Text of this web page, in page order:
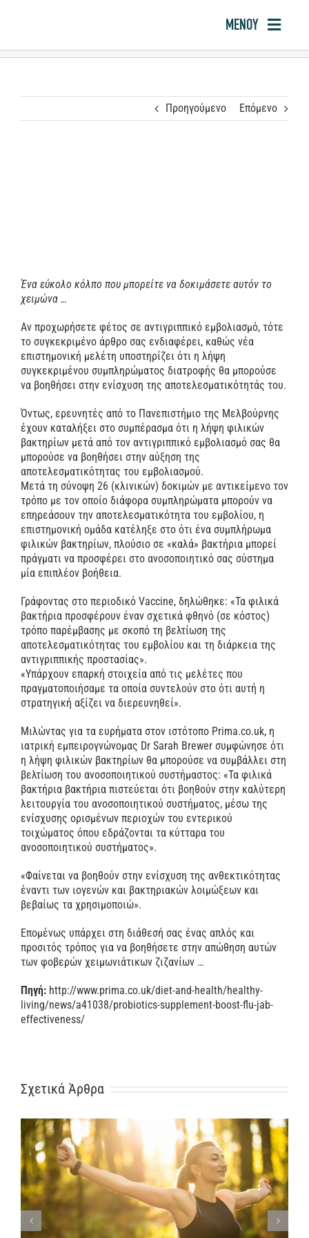
ΜΕΝΟΥ
ΣΗΜΕΙΑ
Προηγούμενο Επόμενο
Ένα εύκολο κόλπο που μπορείτε να δοκιμάσετε αυτόν το
χειμώνα …
Αν προχωρήσετε φέτος σε αντιγριππικό εμβολιασμό, τότε
το συγκεκριμένο άρθρο σας ενδιαφέρει, καθώς νέα
επιστημονική μελέτη υποστηρίζει ότι η λήψη
συγκεκριμένου συμπληρώματος διατροφής θα μπορούσε
να βοηθήσει στην ενίσχυση της αποτελεσματικότητάς του.
Όντως, ερευνητές από το Πανεπιστήμιο της Μελβούρνης
έχουν καταλήξει στο συμπέρασμα ότι η λήψη φιλικών
βακτηρίων μετά από τον αντιγριππικό εμβολιασμό σας θα
μπορούσε να βοηθήσει στην αύξηση της
αποτελεσματικότητας του εμβολιασμού.
Μετά τη σύνοψη 26 (κλινικών) δοκιμών με αντικείμενο τον
τρόπο με τον οποίο διάφορα συμπληρώματα μπορούν να
επηρεάσουν την αποτελεσματικότητα του εμβολίου, η
επιστημονική ομάδα κατέληξε στο ότι ένα συμπλήρωμα
φιλικών βακτηρίων, πλούσιο σε «καλά» βακτήρια μπορεί
πράγματι να προσφέρει στο ανοσοποιητικό σας σύστημα
μία επιπλέον βοήθεια.
Γράφοντας στο περιοδικό Vaccine, δηλώθηκε: «Τα φιλικά
βακτήρια προσφέρουν έναν σχετικά φθηνό (σε κόστος)
τρόπο παρέμβασης με σκοπό τη βελτίωση της
αποτελεσματικότητας του εμβολίου και τη διάρκεια της
αντιγριππικής προστασίας».
«Υπάρχουν επαρκή στοιχεία από τις μελέτες που
πραγματοποιήσαμε τα οποία συντελούν στο ότι αυτή η
στρατηγική αξίζει να διερευνηθεί».
Μιλώντας για τα ευρήματα στον ιστότοπο Prima.co.uk, η
ιατρική εμπειρογνώνομας Dr Sarah Brewer συμφώνησε ότι
η λήψη φιλικών βακτηρίων θα μπορούσε να συμβάλλει στη
βελτίωση του ανοσοποιητικού συστήμαστος: «Τα φιλικά
βακτήρια βακτήρια πιστεύεται ότι βοηθούν στην καλύτερη
λειτουργία του ανοσοποιητικού συστήματος, μέσω της
ενίσχυσης ορισμένων περιοχών του εντερικού
τοιχώματος όπου εδράζονται τα κύτταρα του
ανοσοποιητικού συστήματος».
«Φαίνεται να βοηθούν στην ενίσχυση της ανθεκτικότητας
έναντι των ιογενών και βακτηριακών λοιμώξεων και
βεβαίως τα χρησιμοποιώ».
Επομένως υπάρχει στη διάθεσή σας ένας απλός και
προσιτός τρόπος για να βοηθήσετε στην απώθηση αυτών
των φοβερών χειμωνιάτικων ζιζανίων …
Πηγή: http://www.prima.co.uk/diet-and-health/healthy-
living/news/a41038/probiotics-supplement-boost-flu-jab-
effectiveness/
Σχετικά Άρθρα